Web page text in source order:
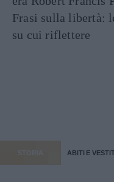
Frasi sulla libertà:
su cui riflettere
STORIA ABITI E